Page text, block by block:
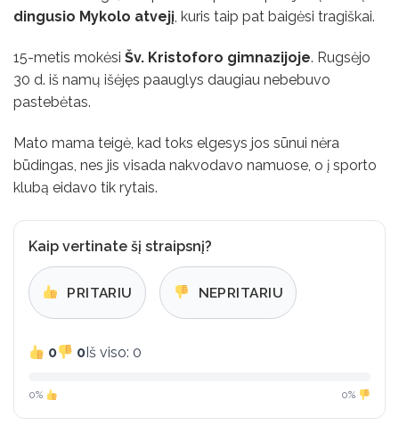
dingusio Mykolo atvejį, kuris taip pat baigėsi tragiškai.
15-metis mokėsi Šv. Kristoforo gimnazijoje. Rugsėjo
30 d. iš namų išėjęs paauglys daugiau nebebuvo
pastebėtas.
Mato mama teigė, kad toks elgesys jos sūnui nėra
būdingas, nes jis visada nakvodavo namuose, o į sporto
klubą eidavo tik rytais.
Kaip vertinate šį straipsnį?
PRITARIU NEPRITARIU
0 0 Iš viso: 0
0% 0%